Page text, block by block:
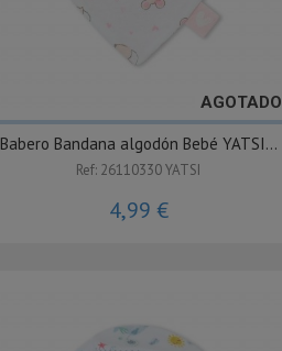
AGOTADO
Babero Bandana algodón Bebé YATSI...
Ref: 26110330 YATSI
4,99 €